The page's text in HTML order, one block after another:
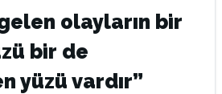
olayların bir
bir de
yüzü vardır”